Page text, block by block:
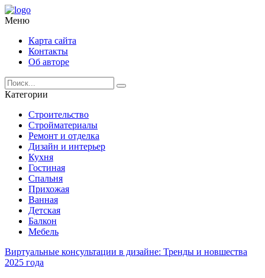
Меню
Карта сайта
Контакты
Об авторе
Категории
Строительство
Стройматериалы
Ремонт и отделка
Дизайн и интерьер
Кухня
Гостиная
Спальня
Прихожая
Ванная
Детская
Балкон
Мебель
Виртуальные консультации в дизайне: Тренды и новшества
2025 года